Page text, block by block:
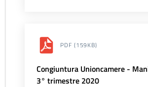
PDF (159KB)
Congiuntura Unioncamere -
3° trimestre 2020